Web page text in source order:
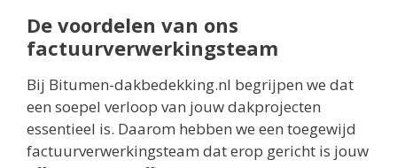
De voordelen van ons
factuurverwerkingsteam
Bij Bitumen-dakbedekking.nl begrijpen we dat
een soepel verloop van jouw dakprojecten
essentieel is. Daarom hebben we een toegewijd
factuurverwerkingsteam dat erop gericht is jouw